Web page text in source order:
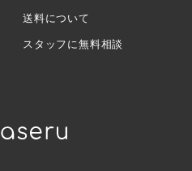
送料について
スタッフに無料相談